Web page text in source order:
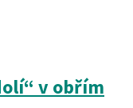
v obřím